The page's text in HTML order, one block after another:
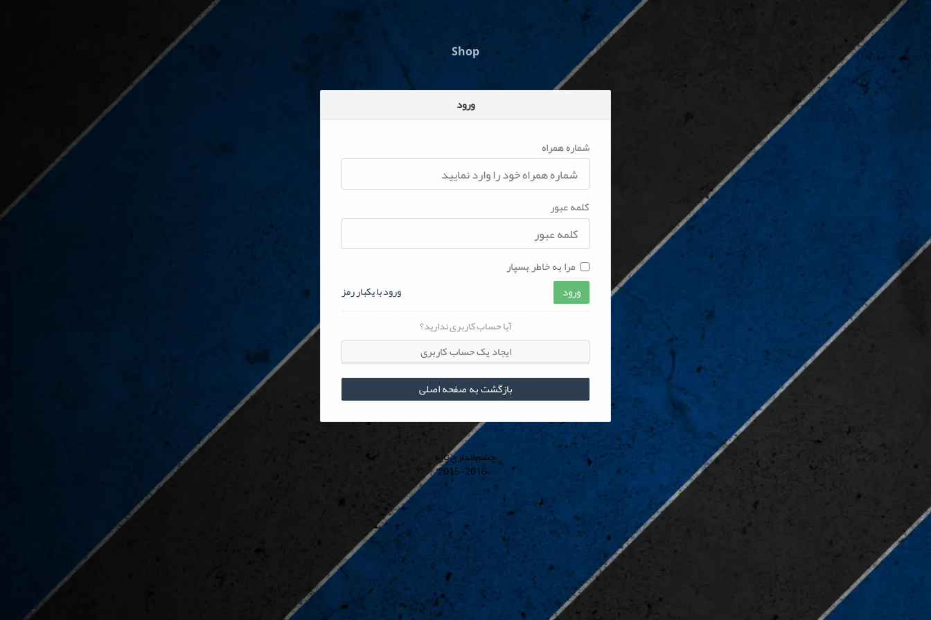
Shop
ورود
شماره همراه
کلمه عبور
مرا به خاطر بسپار
ورود
ورود با یکبار رمز
آیا حساب کاربری ندارید؟
ایجاد یک حساب کاربری
بازگشت به صفحه اصلی
چشم اندازی تازه
© 2015-2016